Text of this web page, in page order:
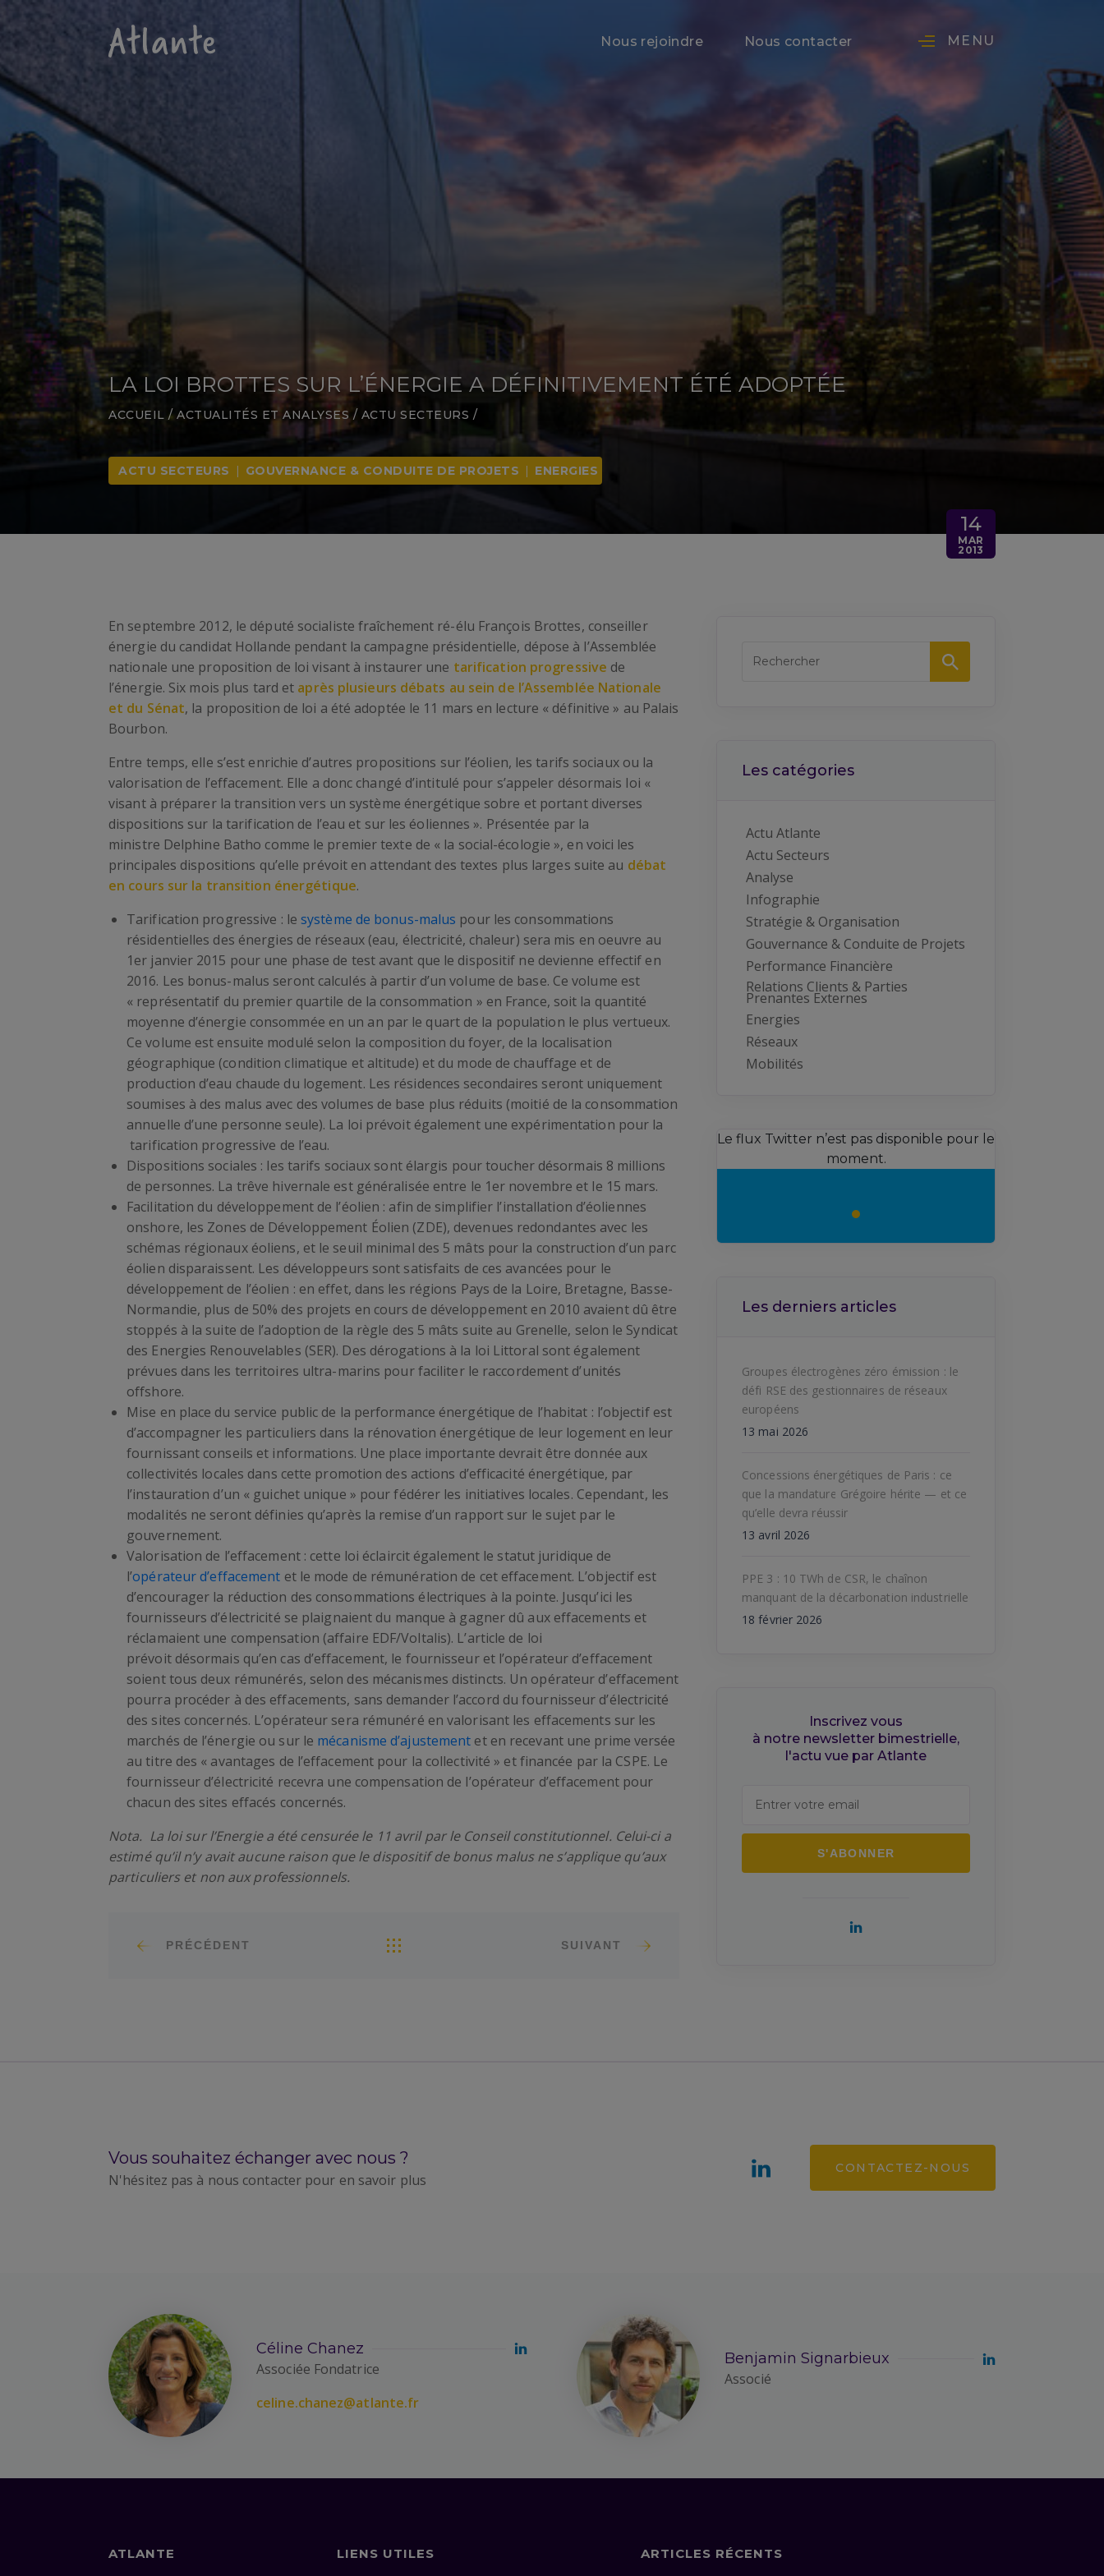
Nous rejoindre Nous contacter MENU
LA LOI BROTTES SUR L’ÉNERGIE A DÉFINITIVEMENT ÉTÉ ADOPTÉE
ACCUEIL / ACTUALITÉS ET ANALYSES / ACTU SECTEURS /
ACTU SECTEURS | GOUVERNANCE & CONDUITE DE PROJETS | ENERGIES
14
MAR
2013
En septembre 2012, le député socialiste fraîchement ré-élu François Brottes, conseiller
énergie du candidat Hollande pendant la campagne présidentielle, dépose à l’Assemblée
nationale une proposition de loi visant à instaurer une tarification progressive de
l’énergie. Six mois plus tard et après plusieurs débats au sein de l’Assemblée Nationale
et du Sénat, la proposition de loi a été adoptée le 11 mars en lecture « définitive » au Palais
Bourbon.
Entre temps, elle s’est enrichie d’autres propositions sur l’éolien, les tarifs sociaux ou la
valorisation de l’effacement. Elle a donc changé d’intitulé pour s’appeler désormais loi «
visant à préparer la transition vers un système énergétique sobre et portant diverses
dispositions sur la tarification de l’eau et sur les éoliennes ». Présentée par la
ministre Delphine Batho comme le premier texte de « la social-écologie », en voici les
principales dispositions qu’elle prévoit en attendant des textes plus larges suite au débat
en cours sur la transition énergétique.
Tarification progressive : lesystème de bonus-malus pour les consommations
résidentielles des énergies de réseaux (eau, électricité, chaleur) sera mis en oeuvre au
1er janvier 2015 pour une phase de test avant que le dispositif ne devienne effectif en
2016. Les bonus-malus seront calculés à partir d’un volume de base. Ce volume est
« représentatif du premier quartile de la consommation » en France, soit la quantité
moyenne d’énergie consommée en un an par le quart de la population le plus vertueux.
Ce volume est ensuite modulé selon la composition du foyer, de la localisation
géographique (condition climatique et altitude) et du mode de chauffage et de
production d’eau chaude du logement. Les résidences secondaires seront uniquement
soumises à des malus avec des volumes de base plus réduits (moitié de la consommation
annuelle d’une personne seule). La loi prévoit également une expérimentation pour la
tarification progressive de l’eau.
Dispositions sociales : les tarifs sociaux sont élargis pour toucher désormais 8 millions
de personnes. La trêve hivernale est généralisée entre le 1er novembre et le 15 mars.
Facilitation du développement de l’éolien : afin de simplifier l’installation d’éoliennes
onshore, les Zones de Développement Éolien (ZDE), devenues redondantes avec les
schémas régionaux éoliens, et le seuil minimal des 5 mâts pour la construction d’un parc
éolien disparaissent. Les développeurs sont satisfaits de ces avancées pour le
développement de l’éolien : en effet, dans les régions Pays de la Loire, Bretagne, Basse-
Normandie, plus de 50% des projets en cours de développement en 2010 avaient dû être
stoppés à la suite de l’adoption de la règle des 5 mâts suite au Grenelle, selon le Syndicat
des Energies Renouvelables (SER). Des dérogations à la loi Littoral sont également
prévues dans les territoires ultra-marins pour faciliter le raccordement d’unités
offshore.
Mise en place du service public de la performance énergétique de l’habitat : l’objectif est
d’accompagner les particuliers dans la rénovation énergétique de leur logement en leur
fournissant conseils et informations. Une place importante devrait être donnée aux
collectivités locales dans cette promotion des actions d’efficacité énergétique, par
l’instauration d’un « guichet unique » pour fédérer les initiatives locales. Cependant, les
modalités ne seront définies qu’après la remise d’un rapport sur le sujet par le
gouvernement.
Valorisation de l’effacement : cette loi éclaircit également le statut juridique de
l’opérateur d’effacement et le mode de rémunération de cet effacement. L’objectif est
d’encourager la réduction des consommations électriques à la pointe. Jusqu’ici les
fournisseurs d’électricité se plaignaient du manque à gagner dû aux effacements et
réclamaient une compensation (affaire EDF/Voltalis). L’article de loi
prévoit désormais qu’en cas d’effacement, le fournisseur et l’opérateur d’effacement
soient tous deux rémunérés, selon des mécanismes distincts. Un opérateur d’effacement
pourra procéder à des effacements, sans demander l’accord du fournisseur d’électricité
des sites concernés. L’opérateur sera rémunéré en valorisant les effacements sur les
marchés de l’énergie ou sur le mécanisme d’ajustement et en recevant une prime versée
au titre des « avantages de l’effacement pour la collectivité » et financée par la CSPE. Le
fournisseur d’électricité recevra une compensation de l’opérateur d’effacement pour
chacun des sites effacés concernés.
Nota. La loi sur l’Energie a été censurée le 11 avril par le Conseil constitutionnel. Celui-ci a
estimé qu’il n’y avait aucune raison que le dispositif de bonus malus ne s’applique qu’aux
particuliers et non aux professionnels.
PRÉCÉDENT SUIVANT
Les catégories
Actu Atlante
Actu Secteurs
Analyse
Infographie
Stratégie & Organisation
Gouvernance & Conduite de Projets
Performance Financière
Relations Clients & Parties
Prenantes Externes
Energies
Réseaux
Mobilités
Le flux Twitter n’est pas disponible pour le
moment.
Les derniers articles
Groupes électrogènes zéro émission : le
défi RSE des gestionnaires de réseaux
européens
13 mai 2026
Concessions énergétiques de Paris : ce
que la mandature Grégoire hérite — et ce
qu’elle devra réussir
13 avril 2026
PPE 3 : 10 TWh de CSR, le chaînon
manquant de la décarbonation industrielle
18 février 2026
Inscrivez vous
à notre newsletter bimestrielle,
l'actu vue par Atlante
Vous souhaitez échanger avec nous ?
N'hésitez pas à nous contacter pour en savoir plus
CONTACTEZ-NOUS
Céline Chanez
Associée Fondatrice
celine.chanez@atlante.fr
Benjamin Signarbieux
Associé
ATLANTE LIENS UTILES ARTICLES RÉCENTS